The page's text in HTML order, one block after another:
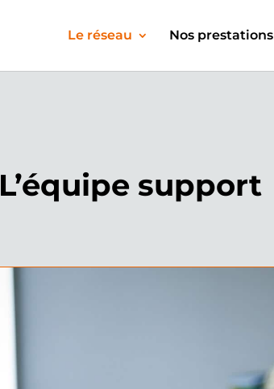
Le réseau Nos prestations
L’équipe support